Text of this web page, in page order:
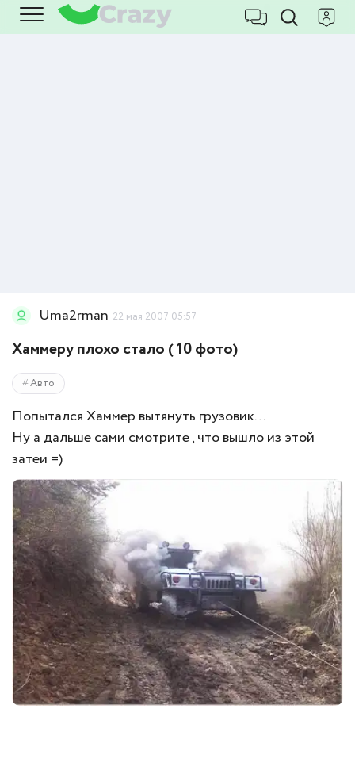
Uma2rman 22 мая 2007 05:57
Хаммеру плохо стало ( 10 фото)
Авто
Попытался Хаммер вытянуть грузовик…
Ну а дальше сами смотрите , что вышло из этой
затеи =)